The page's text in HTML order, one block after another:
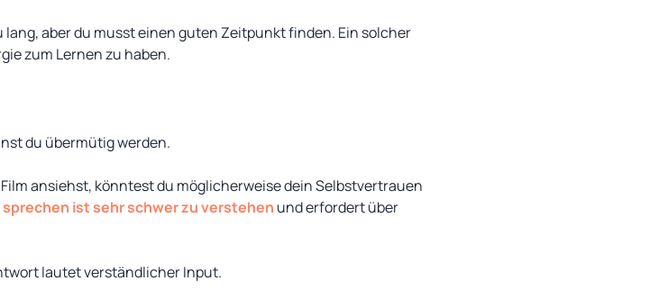
aber du musst einen guten Zeitpunkt finden. Ein solcher
zum Lernen zu haben.
du übermütig werden.
ansiehst, könntest du möglicherweise dein Selbstvertrauen
ist sehr schwer zu verstehen und erfordert über
lautet verständlicher Input.